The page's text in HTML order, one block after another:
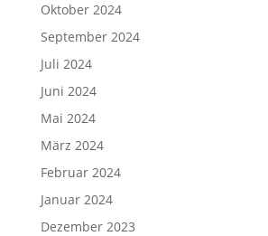
Oktober 2024
September 2024
Juli 2024
Juni 2024
Mai 2024
März 2024
Februar 2024
Januar 2024
Dezember 2023